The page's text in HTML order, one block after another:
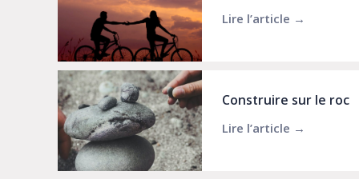
Lire l’article →
Construire sur le roc
Lire l’article →